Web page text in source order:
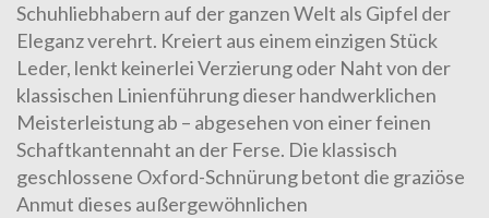
Schuhliebhabern auf der ganzen Welt als Gipfel der
Eleganzverehrt. Kreiert aus einem einzigen Stück
Leder, lenkt keinerlei Verzierung oder Naht von der
klassischen Linienführung dieser handwerklichen
Meisterleistung ab – abgesehen von einer feinen
Schaftkantennaht an der Ferse. Die klassisch
geschlossene Oxford-Schnürung betont die graziöse
Anmut dieses außergewöhnlichen